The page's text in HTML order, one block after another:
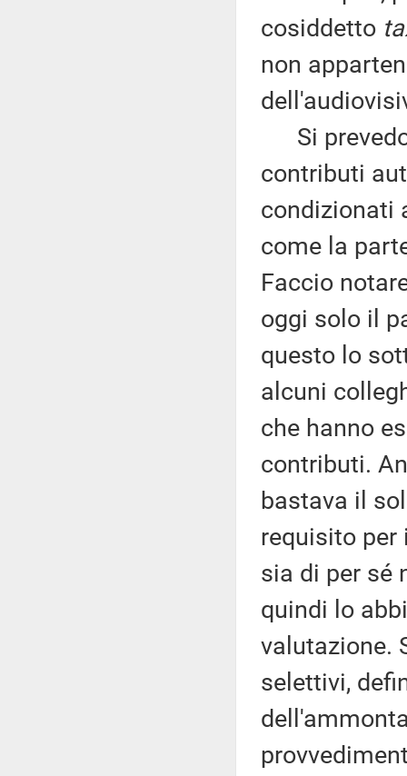
cosiddetto
non
Si
contributi
condizionati
come la
Faccio
oggi solo il
questo lo
alcuni
che hanno
contributi.
bastava il
requisito
sia di per sé
quindi lo
valutazione.
selettivi,